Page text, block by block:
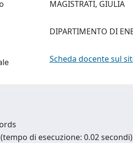
MAGISTRATI, GIULIA
DIPARTIMENTO DI
Scheda docente sul
di esecuzione: 0.02